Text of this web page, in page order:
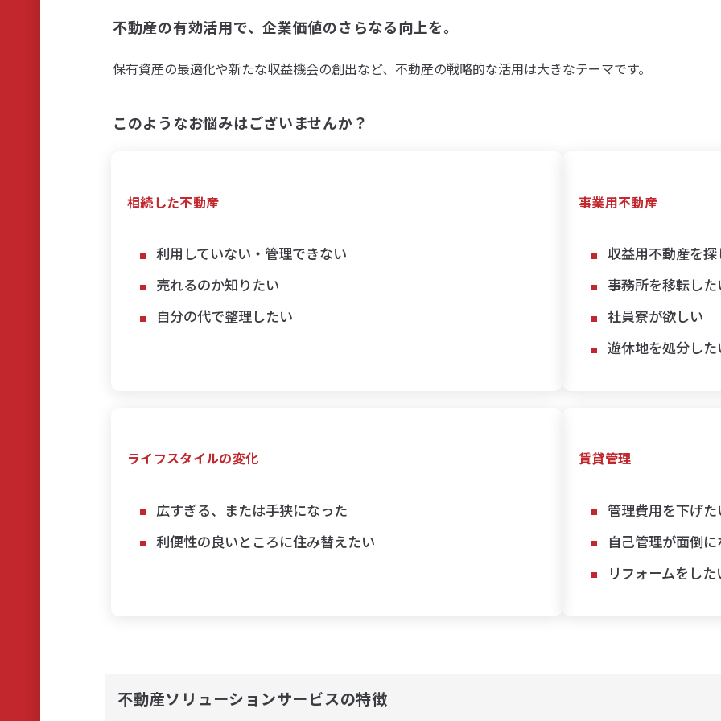
不動産の有効活用で、企業価値のさらなる向上を。
保有資産の最適化や新たな収益機会の創出など、不動産の戦略的な活用は大きなテーマです。
このようなお悩みはございませんか？
相続した不動産
利用していない・管理できない
売れるのか知りたい
自分の代で整理したい
事業用不動産
収益用不動産を探
事務所を移転した
社員寮が欲しい
遊休地を処分した
ライフスタイルの変化
広すぎる、または手狭になった
利便性の良いところに住み替えたい
賃貸管理
管理費用を下げた
自己管理が面倒
リフォームをした
不動産ソリューションサービスの特徴